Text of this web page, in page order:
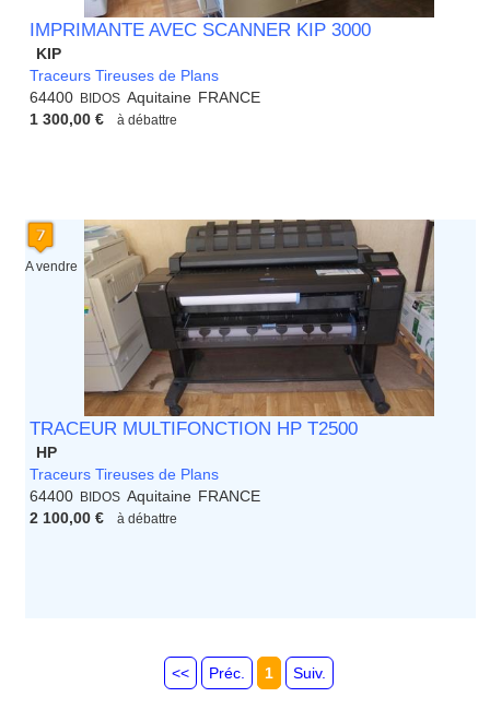
IMPRIMANTE AVEC SCANNER KIP 3000
KIP
Traceurs Tireuses de Plans
64400 BIDOS Aquitaine FRANCE
1 300,00 €
à débattre
A vendre
TRACEUR MULTIFONCTION HP T2500
HP
Traceurs Tireuses de Plans
64400 BIDOS Aquitaine FRANCE
2 100,00 €
à débattre
<< Préc. 1 Suiv.